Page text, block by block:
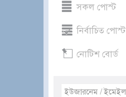
সকল পোস্ট
নির্বাচিত পোস্ট
নোটিশ বোর্ড